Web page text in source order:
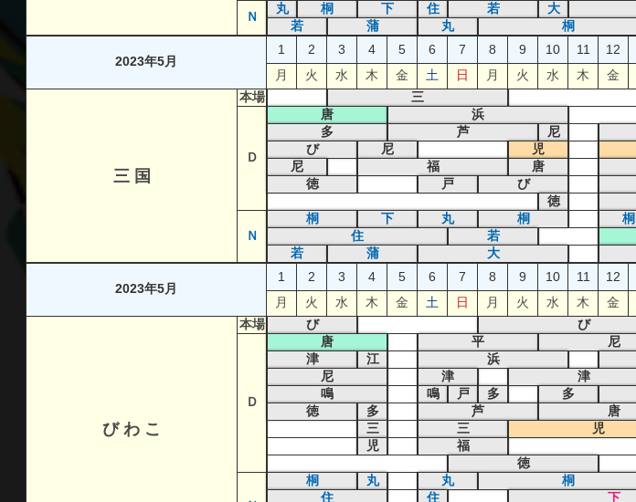
Ｎ
丸 桐 下 住 若 大
若
蒲 丸 桐
2023年5月
1 2 3 4 5 6 7 8 9 10 11 12
月
火 水 木 金 土 日 月 火 水 木 金
三 国
本場 三
Ｄ
唐 浜
多
芦 尼
び
尼 児
尼
福 唐
徳
戸 び
徳
Ｎ
桐 下 丸 桐 桐
住
若
若
蒲 大
2023年5月
1 2 3 4 5 6 7 8 9 10 11 12
月
火 水 木 金 土 日 月 火 水 木 金
び わ こ
本場 び び
Ｄ
唐 平 尼
津
江 浜
尼
津 津
鳴
鳴 戸 多 多
徳
多 芦 唐
三
三 児
児
福
徳
桐 丸 丸 桐
住
住 下